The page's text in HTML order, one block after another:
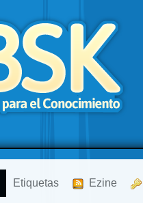
Etiquetas Ezine